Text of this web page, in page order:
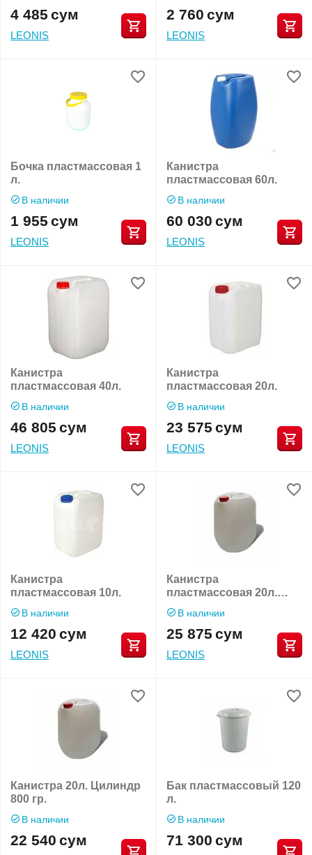
4 485 сум
LEONIS
2 760 сум
LEONIS
Бочка пластмассовая 1
л.
В наличии
1 955 сум
LEONIS
Канистра
пластмассовая 60л.
В наличии
60 030 сум
LEONIS
Канистра
пластмассовая 40л.
В наличии
46 805 сум
LEONIS
Канистра
пластмассовая 20л.
В наличии
23 575 сум
LEONIS
Канистра
пластмассовая 10л.
В наличии
12 420 сум
LEONIS
Канистра
пластмассовая 20л.
Цилиндр 700 гр.
В наличии
25 875 сум
LEONIS
Канистра 20л. Цилиндр
800 гр.
В наличии
22 540 сум
Бак пластмассовый 120
л.
В наличии
71 300 сум